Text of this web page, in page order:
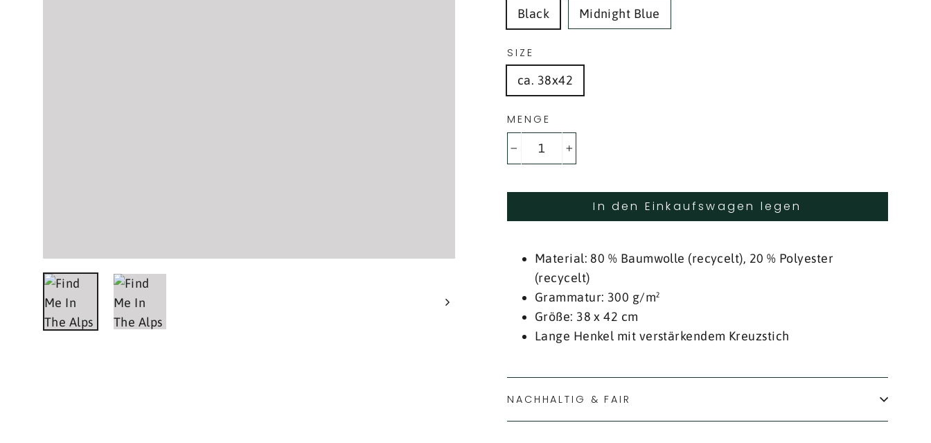
Black Midnight Blue
SIZE
ca. 38x42
MENGE
In den Einkaufswagen legen
Material: 80 % Baumwolle (recycelt), 20 % Polyester
(recycelt)
Grammatur: 300 g/m²
Größe: 38 x 42 cm
Lange Henkel mit verstärkendem Kreuzstich
NACHHALTIG & FAIR